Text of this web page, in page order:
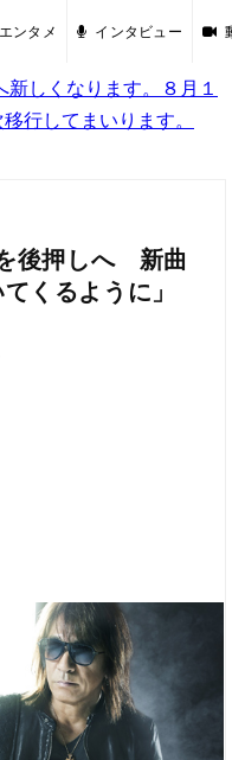
エンタメ インタビュー
しくなります。８月１
行してまいります。
後押しへ 新曲
くるように」